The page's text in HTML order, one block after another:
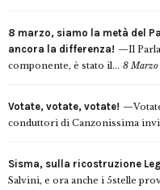
8 marzo, siamo la metà del
ancora la differenza!
Il
componente, è stato il... 8 Marzo
Votate, votate, votate!
conduttori di Canzonissima
Sisma, sulla ricostruzione
Salvini, e ora anche i 5stelle